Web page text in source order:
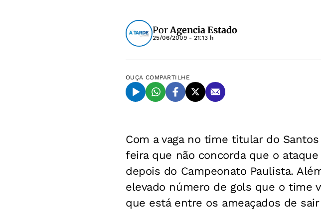
PorAgencia Estado
25/06/2009 - 21:13 h
OUÇA COMPARTILHE
Com a vaga no time titular do
feira que não concorda que o
depois do Campeonato Paulista.
elevado número de gols que o time
que está entre os ameaçados de